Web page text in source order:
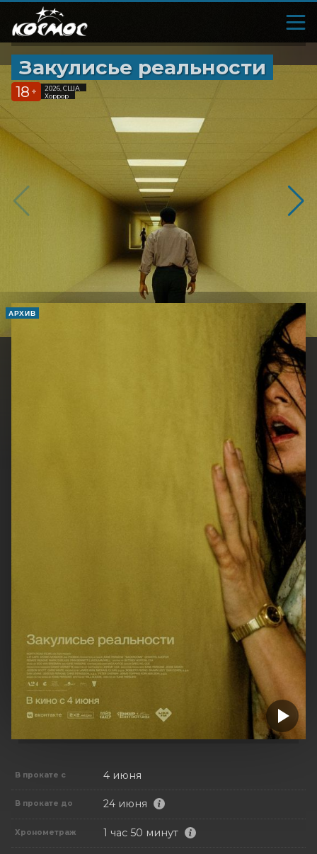
Закулисье реальности
18 +
2026, США
Хоррор
АРХИВ
В прокате с 4 июня
В прокате до 24 июня
Хронометраж 1 час 50 минут